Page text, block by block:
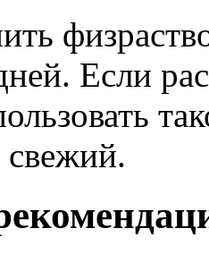
Если
свежий.